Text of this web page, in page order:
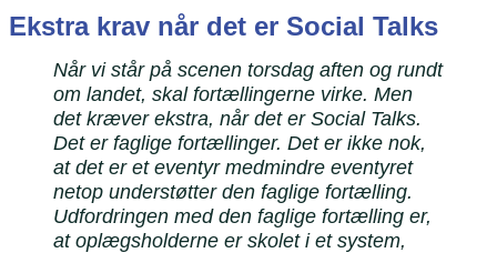
Ekstra krav når det er Social Talks
Når vi står på scenen torsdag aften og rundt
om landet, skal fortællingerne virke. Men
det kræver ekstra, når det er Social Talks.
Det er faglige fortællinger. Det er ikke nok,
at det er et eventyr medmindre eventyret
netop understøtter den faglige fortælling.
Udfordringen med den faglige fortælling er,
at oplægsholderne er skolet i et system,